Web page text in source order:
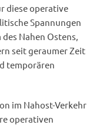
diese operative
Spannungen
Nahen Ostens,
seit geraumer Zeit
temporären
im Nahost-Verkehr
operativen